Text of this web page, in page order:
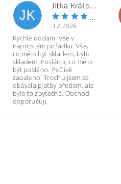
JK
Jitka Královcová
3.2.2026
Rychlé dodání. Vše v
naprostém pořádku. Vše,
co mělo být skladem, bylo
skladem. Posláno, co mělo
být posláno. Pečlivě
zabaleno. Trochu jsem se
obávala platby předem, ale
bylo to zbytečné. Obchod
doporučuji.